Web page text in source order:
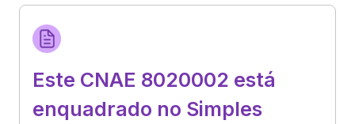
Este CNAE 8020002 está
enquadrado no Simples